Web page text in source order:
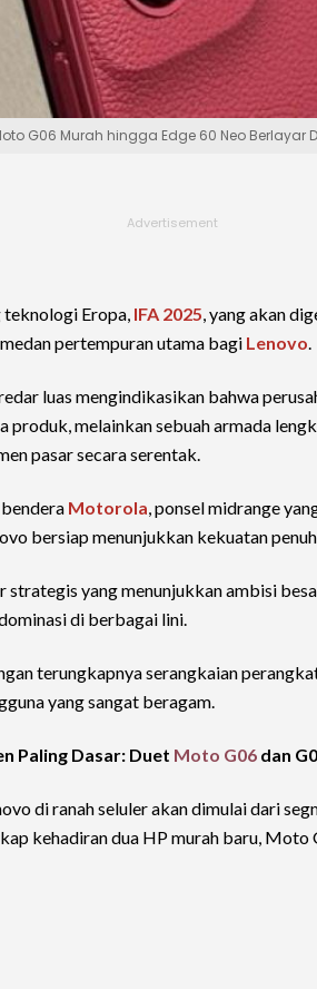
G06 Murah hingga Edge 60 Neo Berlayar
teknologi Eropa, IFA 2025, yang akan
pertempuran utama bagi Lenovo.
luas mengindikasikan bahwa
produk, melainkan sebuah armada
pasar secara serentak.
Motorola, ponsel midrange
bersiap menunjukkan kekuatan
strategis yang menunjukkan ambisi
di berbagai lini.
terungkapnya serangkaian
yang sangat beragam.
Paling Dasar: Duet Moto G06 dan
di ranah seluler akan dimulai dari
kehadiran dua HP murah baru,